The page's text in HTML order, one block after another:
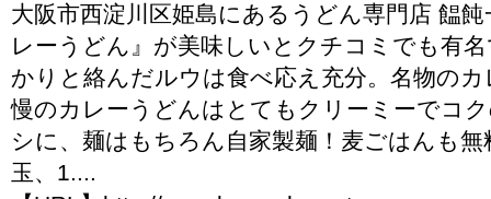
大阪市西淀川区姫島にあるうどん専門店 饂
レーうどん』が美味しいとクチコミでも有
かりと絡んだルウは食べ応え充分。名物の
慢のカレーうどんはとてもクリーミーでコ
シに、麺はもちろん自家製麺！麦ごはんも
玉、1....